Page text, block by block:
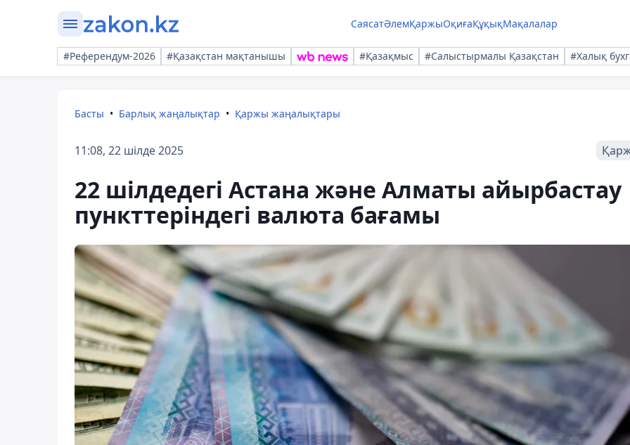
СаясатӘлемҚаржыОқиғаҚұқықМақалалар
#Референдум-2026 #Қазақстан мақтанышы #Қазақмыс #Салыстырмалы Қазақстан #Халық
Басты Барлық жаңалықтар Қаржы жаңалықтары
11:08, 22 шілде 2025
22 шілдедегі Астана және Алматы айырбастау
пункттеріндегі валюта бағамы